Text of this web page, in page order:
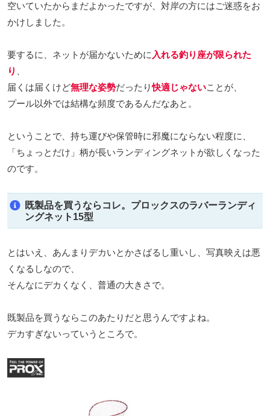
空いていたからまだよかったですが、対岸の方にはご迷惑をお
かけしました。
要するに、ネットが届かないために 入れる釣り座が限られた
り
届くは届くけど無理な姿勢だったり快適じゃないことが、
プール以外では結構な頻度であるんだなあと。
ということで、持ち運びや保管時に邪魔にならない程度に、
「ちょっとだけ」柄が長いランディングネットが欲しくなった
のです。
既製品を買うならコレ。プロックスのラバーランディ
ングネット15型
とはいえ、あんまりデカいとかさばるし重いし、写真映えは悪
くなるしなので、
そんなにデカくなく、普通の大きさで。
既製品を買うならこのあたりだと思うんですよね。
デカすぎないっていうところで。